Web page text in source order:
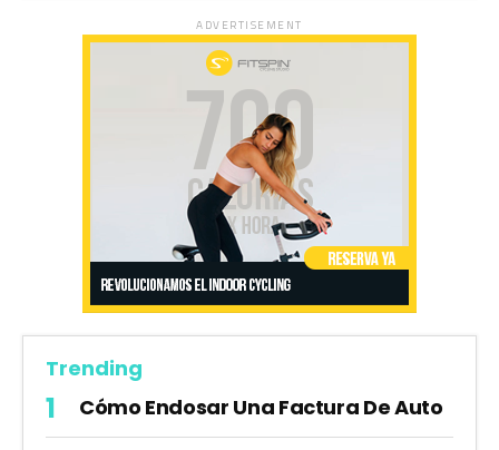
ADVERTISEMENT
Trending
Cómo Endosar Una Factura De Auto